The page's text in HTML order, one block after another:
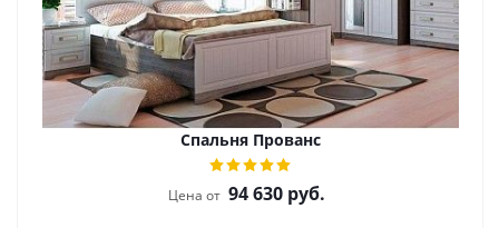
Спальня Прованс
Цена от 94 630 руб.